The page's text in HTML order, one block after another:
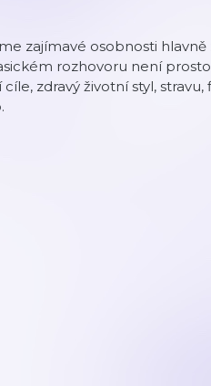
zajímavé osobnosti
rozhovoru není
zdravý životní styl,